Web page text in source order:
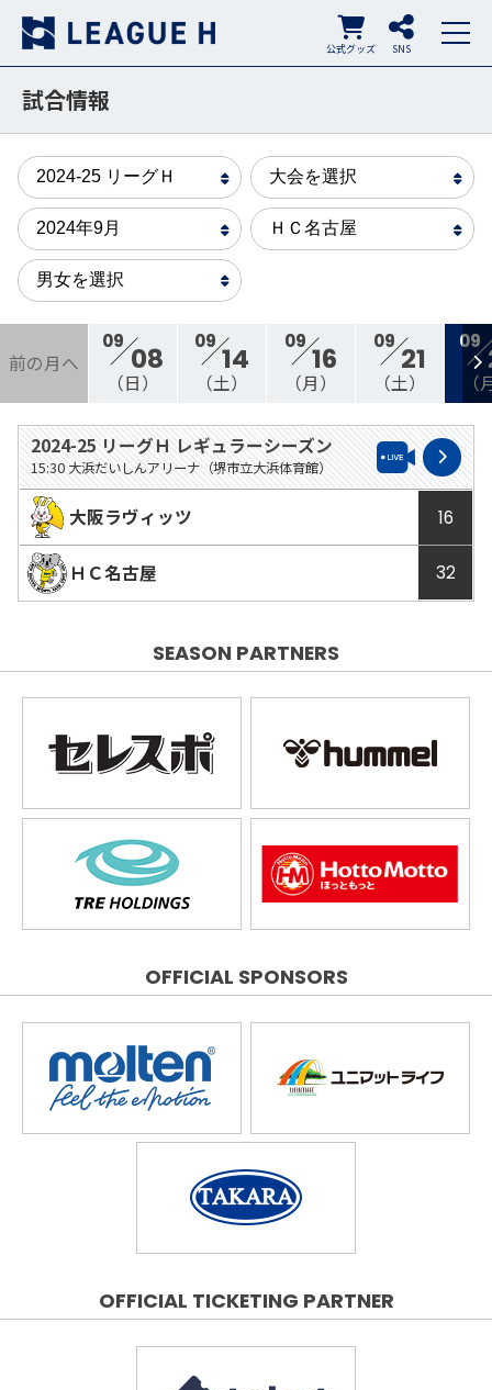
SNS
公式グッズ
試合情報
前の月へ
09 08
（日）
09 14
（土）
09 16
（月）
09 21
（土）
09
2024-25 リーグＨ レギュラーシーズン
15:30 大浜だいしんアリーナ（堺市立大浜体育館）
試合
試合
大阪ラヴィッツ
ＨＣ名古屋
16
32
SEASON PARTNERS
OFFICIAL SPONSORS
OFFICIAL TICKETING PARTNER